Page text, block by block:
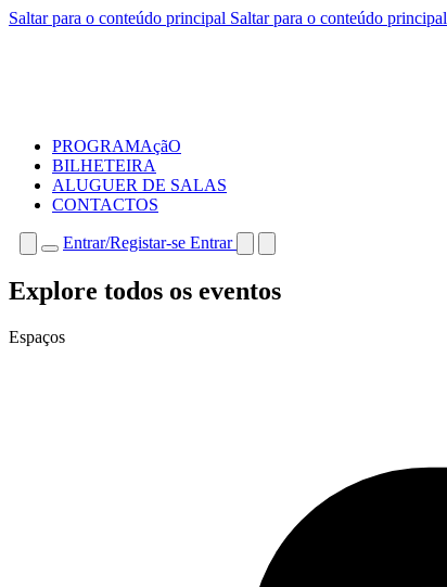
Saltar para o conteúdo principal Saltar para o conteúdo principal
PROGRAMAçãO
BILHETEIRA
ALUGUER DE SALAS
CONTACTOS
Entrar/Registar-se Entrar
Explore todos os eventos
Espaços